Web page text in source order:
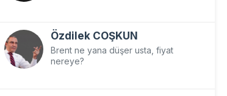
Özdilek COŞKUN
Brent ne yana düşer usta, fiyat
nereye?